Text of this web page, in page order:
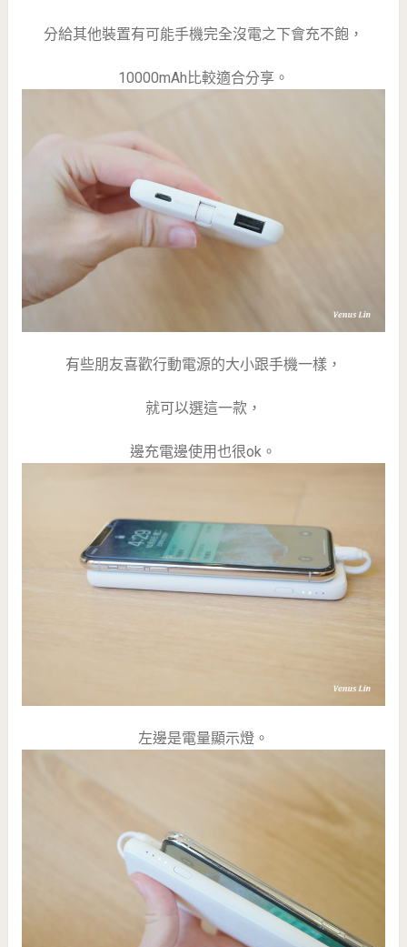
分給其他裝置有可能手機完全沒電之下會充不飽，
10000mAh比較適合分享。
有些朋友喜歡行動電源的大小跟手機一樣，
就可以選這一款，
邊充電邊使用也很ok。
左邊是電量顯示燈。